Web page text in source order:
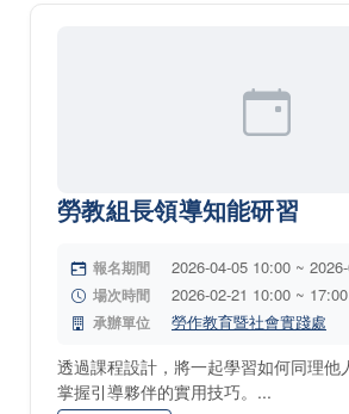
勞教組長領導知能研習
報名期間 2026-04-05 10:00 ~
場次時間 2026-02-21 10:00 ~ 17:00
承辦單位 勞作教育暨社會實踐處
透過課程設計，將一起學習如何同理他
掌握引導夥伴的實用技巧。...